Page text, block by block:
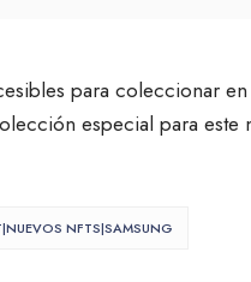
para coleccionar en
especial para este
NFTS|SAMSUNG